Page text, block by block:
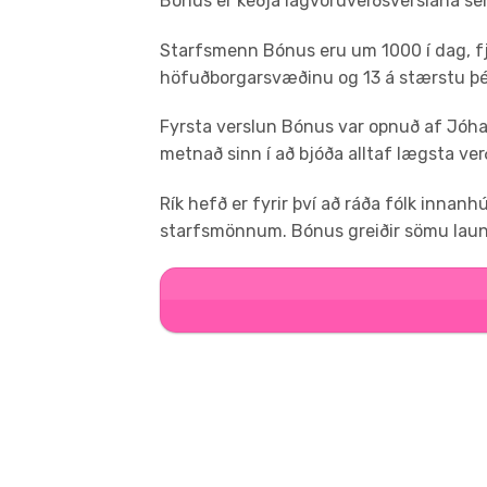
Starfsmenn Bónus eru um 1000 í dag,
höfuðborgarsvæðinu og 13 á stærstu
Fyrsta verslun Bónus var opnuð af
metnað sinn í að bjóða alltaf lægsta
Rík hefð er fyrir því að ráða fólk
starfsmönnum. Bónus greiðir sömu